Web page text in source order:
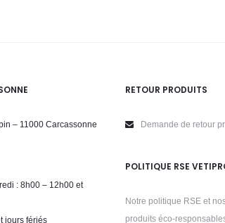
– 11000 Carcassonne
: 8h00 – 12h00 et
jours fériés
RETOUR PRODUITS
Demande de retour
POLITIQUE RSE
Notre politique RSE et
produits éco-